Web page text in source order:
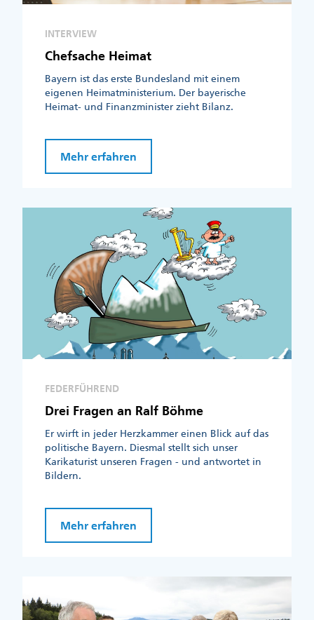
INTERVIEW
Chefsache Heimat
Bayern ist das erste Bundesland mit einem
eigenen Heimatministerium. Der bayerische
Heimat- und Finanzminister zieht Bilanz.
Mehr erfahren
FEDERFÜHREND
Drei Fragen an Ralf Böhme
Er wirft in jeder Herzkammer einen Blick auf das
politische Bayern. Diesmal stellt sich unser
Karikaturist unseren Fragen - und antwortet in
Bildern.
Mehr erfahren